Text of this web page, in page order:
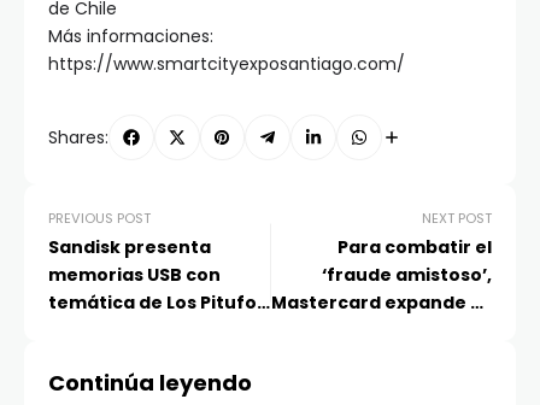
de Chile
Más informaciones:
https://www.smartcityexposantiago.com/
Shares:
PREVIOUS POST
Sandisk presenta
memorias USB con
temática de Los Pitufos
NEXT POST
Para combatir el
‘fraude amistoso’,
Mastercard expande su
Continúa leyendo